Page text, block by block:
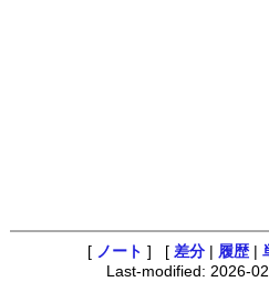
[ ノート ] [ 差分 履歴
Last-modified: 2026-